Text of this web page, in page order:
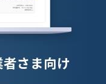
さま向け